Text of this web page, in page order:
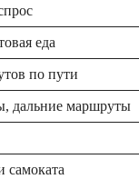
еда
по пути
дальние маршруты
самоката